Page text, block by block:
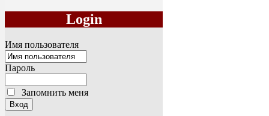
Login
Имя пользователя
Пароль
Запомнить меня